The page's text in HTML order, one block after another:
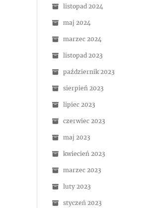
listopad 2024
maj 2024
marzec 2024
listopad 2023
październik 2023
sierpień 2023
lipiec 2023
czerwiec 2023
maj 2023
kwiecień 2023
marzec 2023
luty 2023
styczeń 2023